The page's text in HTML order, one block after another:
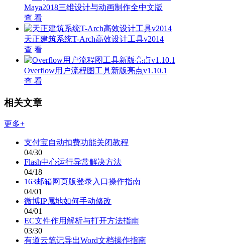
Maya2018三维设计与动画制作全中文版
查 看
天正建筑系统T-Arch高效设计工具v2014
查 看
Overflow用户流程图工具新版亮点v1.10.1
查 看
相关文章
更多+
支付宝自动扣费功能关闭教程
04/30
Flash中心运行异常解决方法
04/18
163邮箱网页版登录入口操作指南
04/01
微博IP属地如何手动修改
04/01
EC文件作用解析与打开方法指南
03/30
有道云笔记导出Word文档操作指南